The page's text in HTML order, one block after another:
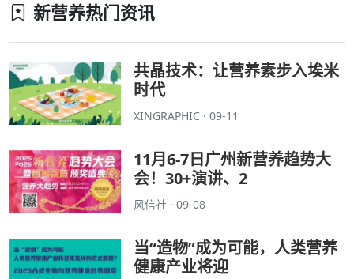
新营养热门资讯
共晶技术：让营养素步入埃米
时代
XINGRAPHIC · 09-11
11月6-7日广州新营养趋势大
会！30+演讲、2
风信社 · 09-08
当“造物”成为可能，人类营养
健康产业将迎